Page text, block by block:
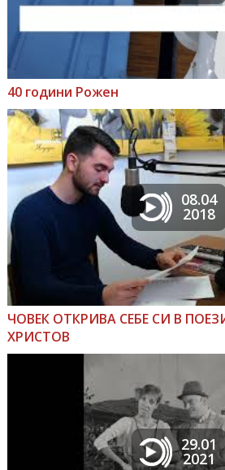
40 години Рожен
08.04
2018
ЧОВЕК ОТКРИВА СЕБЕ СИ В
ХРИСТОВ
29.01
2021